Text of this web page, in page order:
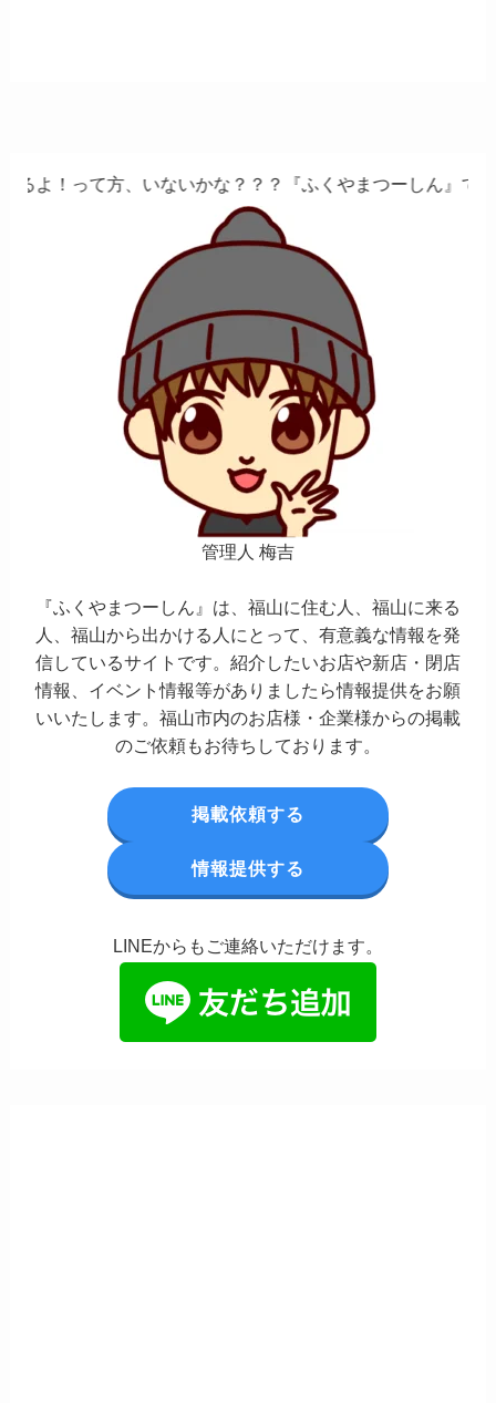
ないかな？？？『ふくやまつーしん』でちょっとしたバイ
管理人 梅吉
『ふくやまつーしん』は、福山に住む人、福山に来る
人、福山から出かける人にとって、有意義な情報を発
信しているサイトです。紹介したいお店や新店・閉店
情報、イベント情報等がありましたら情報提供をお願
いいたします。福山市内のお店様・企業様からの掲載
のご依頼もお待ちしております。
掲載依頼する
情報提供する
LINEからもご連絡いただけます。